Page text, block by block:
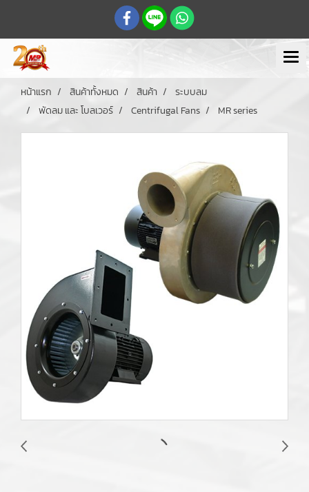
หน้าแรก สินค้าทั้งหมด สินค้า
ระบบลม
พัดลม และ โบลเวอร์
Centrifugal Fans MR series